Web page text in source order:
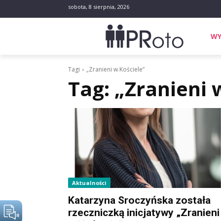
sobota, 8 sierpnia, 2026
Tagi „Zranieni w Kościele”
Tag: „Zranieni
Aktualności
Katarzyna Sroczyńska została
rzeczniczką inicjatywy „Zranieni